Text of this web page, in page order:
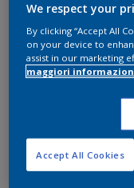
Formato
We respect your
By clicking “Accept All
on your device to
assist in our marketing
maggiori
Accept All Cookies